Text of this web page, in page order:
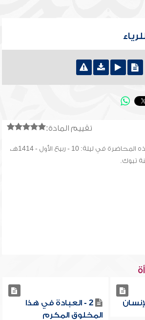
تقييم المادة:
معلومات : ألقيت هذه المحاضرة في ليلة: 10 - ربيع الأول - 1414هـ،
تبوك.
2 - العبادة في هذا
المخلوق المكرم